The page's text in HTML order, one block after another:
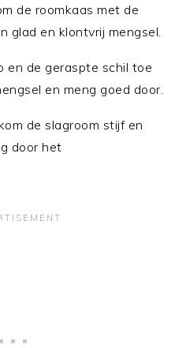
de roomkaas met de
glad en klontvrij mengsel.
en de geraspte schil toe
en meng goed door.
de slagroom stijf en
door het